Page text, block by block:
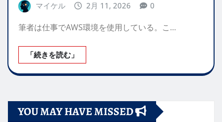
マイケル 2月 11, 2026 0
筆者は仕事でAWS環境を使用している。こ…
「続きを読む」
YOU MAY HAVE MISSED